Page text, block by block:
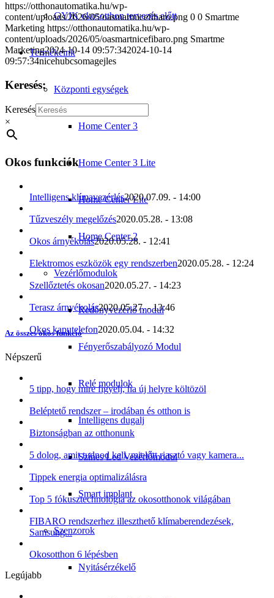
GYIK okosotthon tervezés előtt
Termékeink
Központi egységek
Home Center 3
Home Center 3 Lite
Home Center Lite
Home Center 2
Vezérlőmodulok
Redőnyvezérlő modul
Fényerőszabályozó Modul
Relé modulok
Intelligens dugalj
Színes Led Vezérlőmodul
Smart implant
Szenzorok
Nyitásérzékelő
https://otthonautomatika.hu/wp-
content/uploads/2026/05/oasmartnicefibaro.png 0 0 Smartme
Marketing https://otthonautomatika.hu/wp-
content/uploads/2026/05/oasmartnicefibaro.png Smartme
Marketing2024-10-14 09:57:342024-10-14
09:57:34nicehubcsomagejles
Keresés:
Keresés
×
Okos funkciók
Intelligens klímavezérlés2020.07.09. - 14:00
Tűzveszély megelőzés2020.05.28. - 13:08
Okos árnyékolás2020.05.28. - 12:41
Elektromos eszközök egy rendszerben2020.05.28. - 12:24
Szellőztetés okosan2020.05.27. - 14:23
Terasz árnyékolás2020.05.27. - 13:46
Okos kaputelefon2020.05.04. - 14:32
Az összes okos funkció
Népszerű
5 tipp, hogy mire figyelj, ha új helyre költözöl
Beléptető rendszer – irodában és otthon is
Biztonságban az otthonunk
5 dolog, amit tudnod kell, mielőtt riasztó vagy kamera...
Tippek energia optimalizálásra
Top 5 fókusztechnológia az okosotthonok világában
FIBARO rendszerhez illeszthető klímaberendezések,
Samsung...
Okosotthon 6 lépésben
Legújabb